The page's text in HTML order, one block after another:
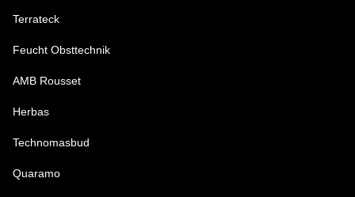
Terrateck
Feucht Obsttechnik
AMB Rousset
Herbas
Technomasbud
Quaramo